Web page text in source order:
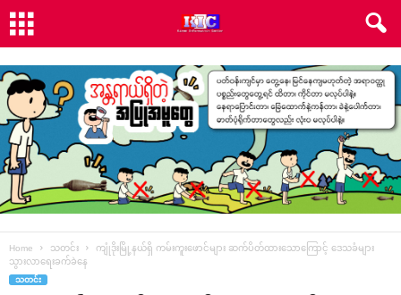
Home သတင်း
ကျုံဒိုးမြို့နယ်ရှိ ကမ်းကူးဖောင်များ ဆက်ပိတ်ထားသောကြောင့် ဒေသခံများ
သွားလာရေးခက်ခဲနေ
သတင်း